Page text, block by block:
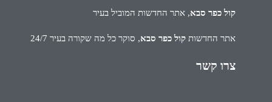
קול כפר סבא, אתר החדשות המוביל בעיר
אתר החדשות קול כפר סבא, סוקר כל מה שקורה בעיר 24/7
צרו קשר